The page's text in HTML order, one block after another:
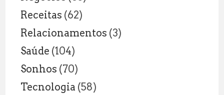
Receitas (62)
Relacionamentos (3)
Saúde (104)
Sonhos (70)
Tecnologia (58)